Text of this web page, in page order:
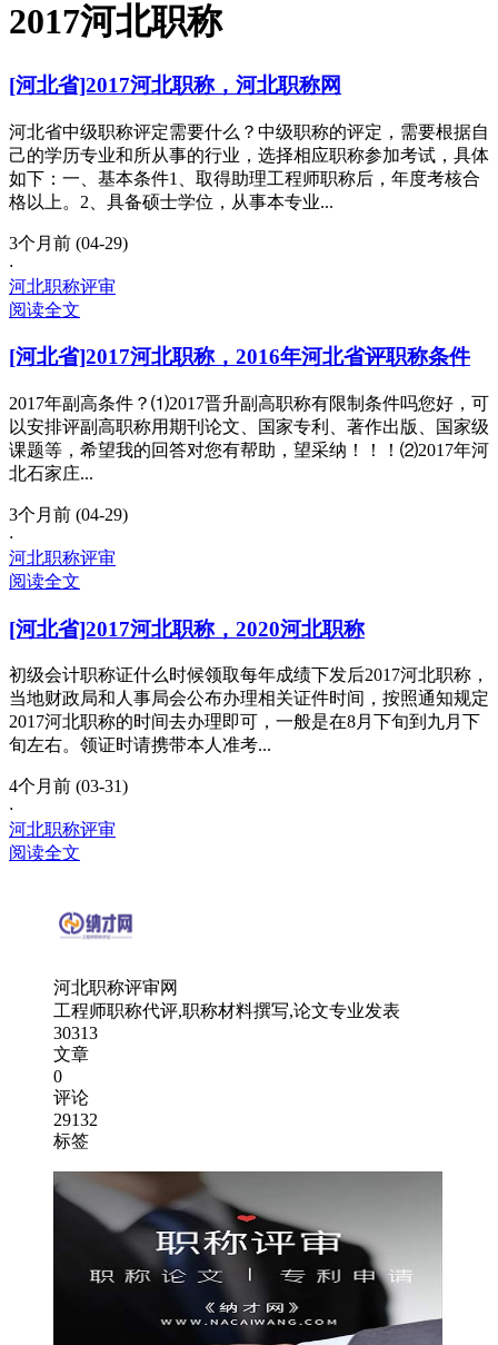
2017河北职称
[河北省]2017河北职称，河北职称网
河北省中级职称评定需要什么？中级职称的评定，需要根据自
己的学历专业和所从事的行业，选择相应职称参加考试，具体
如下：一、基本条件1、取得助理工程师职称后，年度考核合
格以上。2、具备硕士学位，从事本专业...
3个月前 (04-29)
·
河北职称评审
阅读全文
[河北省]2017河北职称，2016年河北省评职称条件
2017年副高条件？⑴2017晋升副高职称有限制条件吗您好，可
以安排评副高职称用期刊论文、国家专利、著作出版、国家级
课题等，希望我的回答对您有帮助，望采纳！！！⑵2017年河
北石家庄...
3个月前 (04-29)
·
河北职称评审
阅读全文
[河北省]2017河北职称，2020河北职称
初级会计职称证什么时候领取每年成绩下发后2017河北职称，
当地财政局和人事局会公布办理相关证件时间，按照通知规定
2017河北职称的时间去办理即可，一般是在8月下旬到九月下
旬左右。领证时请携带本人准考...
4个月前 (03-31)
·
河北职称评审
阅读全文
河北职称评审网
工程师职称代评,职称材料撰写,论文专业发表
30313
文章
0
评论
29132
标签